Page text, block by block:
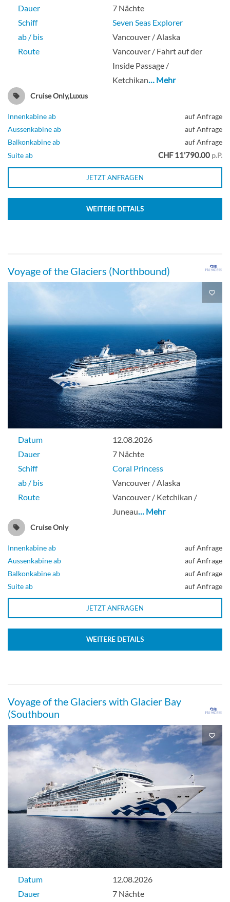
Dauer
7 Nächte
Schiff
Seven Seas Explorer
ab / bis
Vancouver / Alaska
Route
Vancouver / Fahrt auf der
Inside Passage /
Ketchikan… Mehr
Cruise Only,Luxus
Innenkabine ab
auf Anfrage
Aussenkabine ab
auf Anfrage
Balkonkabine ab
auf Anfrage
Suite ab
CHF 11'790.00 p.P.
JETZT ANFRAGEN
WEITERE DETAILS
Voyage of the Glaciers (Northbound)
Datum
12.08.2026
Dauer
7 Nächte
Schiff
Coral Princess
ab / bis
Vancouver / Alaska
Route
Vancouver / Ketchikan /
Juneau… Mehr
Cruise Only
Innenkabine ab
auf Anfrage
Aussenkabine ab
auf Anfrage
Balkonkabine ab
auf Anfrage
Suite ab
auf Anfrage
JETZT ANFRAGEN
WEITERE DETAILS
Voyage of the Glaciers with Glacier Bay
(Southboun
Datum
12.08.2026
Dauer
7 Nächte